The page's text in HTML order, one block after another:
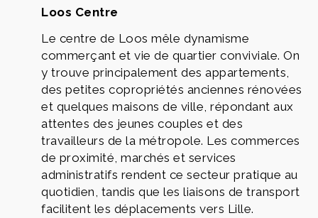
Loos Centre
Le centre de Loos mêle dynamisme
commerçant et vie de quartier conviviale. On
y trouve principalement des appartements,
des petites copropriétés anciennes rénovées
et quelques maisons de ville, répondant aux
attentes des jeunes couples et des
travailleurs de la métropole. Les commerces
de proximité, marchés et services
administratifs rendent ce secteur pratique au
quotidien, tandis que les liaisons de transport
facilitent les déplacements vers Lille.